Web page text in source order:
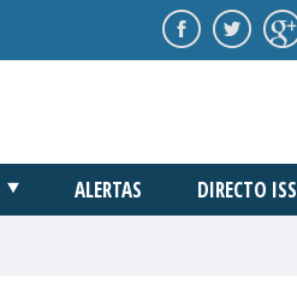
ALERTAS DIRECTO ISS